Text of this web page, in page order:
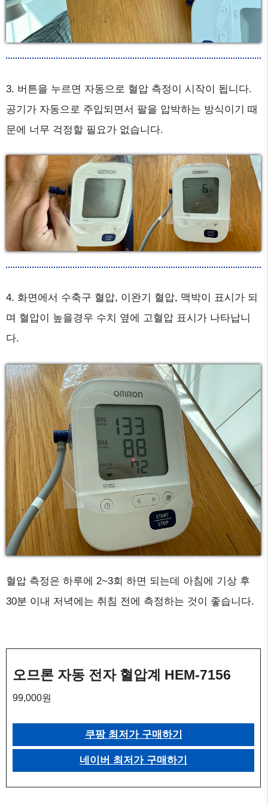
3. 버튼을 누르면 자동으로 혈압 측정이 시작이 됩니다.
공기가 자동으로 주입되면서 팔을 압박하는 방식이기 때
문에 너무 걱정할 필요가 없습니다.
4. 화면에서 수축구 혈압, 이완기 혈압, 맥박이 표시가 되
며 혈압이 높을경우 수치 옆에 고혈압 표시가 나타납니
다.
혈압 측정은 하루에 2~3회 하면 되는데 아침에 기상 후
30분 이내 저녁에는 취침 전에 측정하는 것이 좋습니다.
오므론 자동 전자 혈압계 HEM-7156
99,000원
쿠팡 최저가 구매하기
네이버 최저가 구매하기